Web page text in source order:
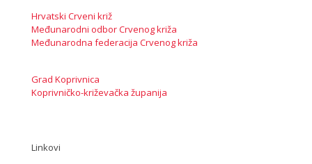
Hrvatski Crveni križ
Međunarodni odbor Crvenog križa
Međunarodna federacija Crvenog križa
Grad Koprivnica
Koprivničko-križevačka županija
Linkovi